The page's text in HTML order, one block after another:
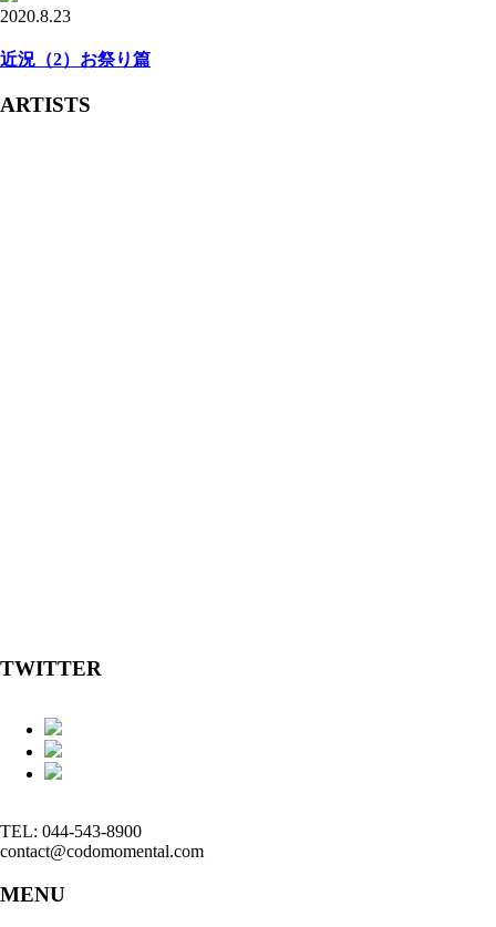
2020.8.23
近況（2）お祭り篇
ARTISTS
TWITTER
TEL: 044-543-8900
contact@codomomental.com
MENU